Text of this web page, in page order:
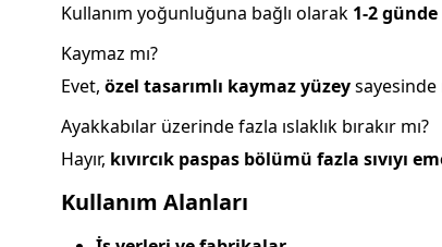
Kullanım yoğunluğuna bağlı olarak 1-2
Kaymaz mı?
Evet, özel tasarımlı kaymaz yüzey
Ayakkabılar üzerinde fazla ıslaklık bırakır mı?
Hayır, kıvırcık paspas bölümü fazla sıvıyı
Kullanım Alanları